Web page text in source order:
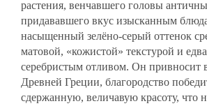
растения, венчавшего головы
придававшего вкус изысканным
насыщенный зелёно-серый оттенок
матовой, «кожистой» текстурой и
серебристым отливом. Он привносит
Древней Греции, благородство
сдержанную, величавую красоту, что